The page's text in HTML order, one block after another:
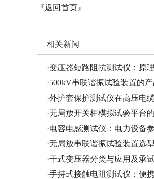
『返回首页』
相关新闻
·变压器短路阻抗测试仪：原
·500kV串联谐振试验装置的
·外护套保护测试仪在高压电
·无局放开关柜模拟试验平台
·电容电感测试仪：电力设备
·无局放串联谐振试验装置选
·干式变压器分类与应用及承
·手持式接触电阻测试仪：便